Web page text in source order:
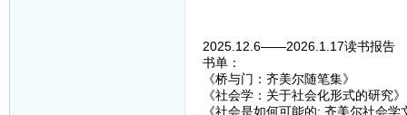
2025.12.6——2026.1.17读书报告
书单：
《桥与门：齐美尔随笔集》
《社会学：关于社会化形式的研究》
《社会是如何可能的: 齐美尔社会学